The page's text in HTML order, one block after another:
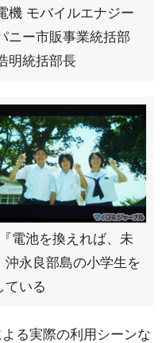
機 モバイルエナジー
ニー市販事業統括部
明統括部長
電池を換えれば、未
永良部島の小学生を
ている
る実際の利用シーンな